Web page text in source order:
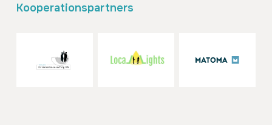
Kooperationspartners